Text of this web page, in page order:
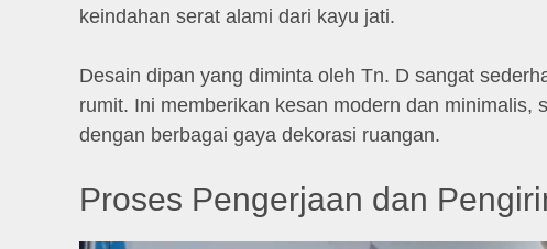
keindahan serat alami dari kayu jati.
Desain dipan yang diminta oleh Tn. D sangat
rumit. Ini memberikan kesan modern dan minimalis,
dengan berbagai gaya dekorasi ruangan.
Proses Pengerjaan dan